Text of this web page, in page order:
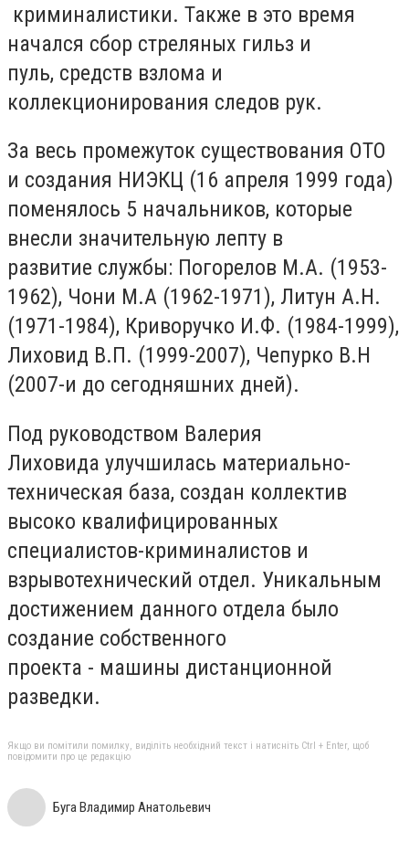
криминалистики. Также в это время
начался сбор стреляных гильз и
пуль, средств взлома и
коллекционирования следов рук.
За весь промежуток существования ОТО
и создания НИЭКЦ (16 апреля 1999 года)
поменялось 5 начальников, которые
внесли значительную лепту в
развитие службы: Погорелов М.А. (1953-
1962), Чони М.А (1962-1971), Литун А.Н.
(1971-1984), Криворучко И.Ф. (1984-1999),
Лиховид В.П. (1999-2007), Чепурко В.Н
(2007-и до сегодняшних дней).
Под руководством Валерия
Лиховида улучшилась материально-
техническая база, создан коллектив
высоко квалифицированных
специалистов-криминалистов и
взрывотехнический отдел. Уникальным
достижением данного отдела было
создание собственного
проекта - машины дистанционной
разведки.
Якщо ви помітили помилку, виділіть необхідний текст і натисніть Ctrl + Enter, щоб
повідомити про це редакцію
Буга Владимир Анатольевич